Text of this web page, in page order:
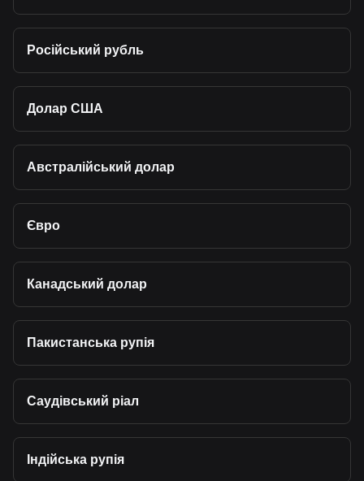
Російський рубль
Долар США
Австралійський долар
Євро
Канадський долар
Пакистанська рупія
Саудівський ріал
Індійська рупія